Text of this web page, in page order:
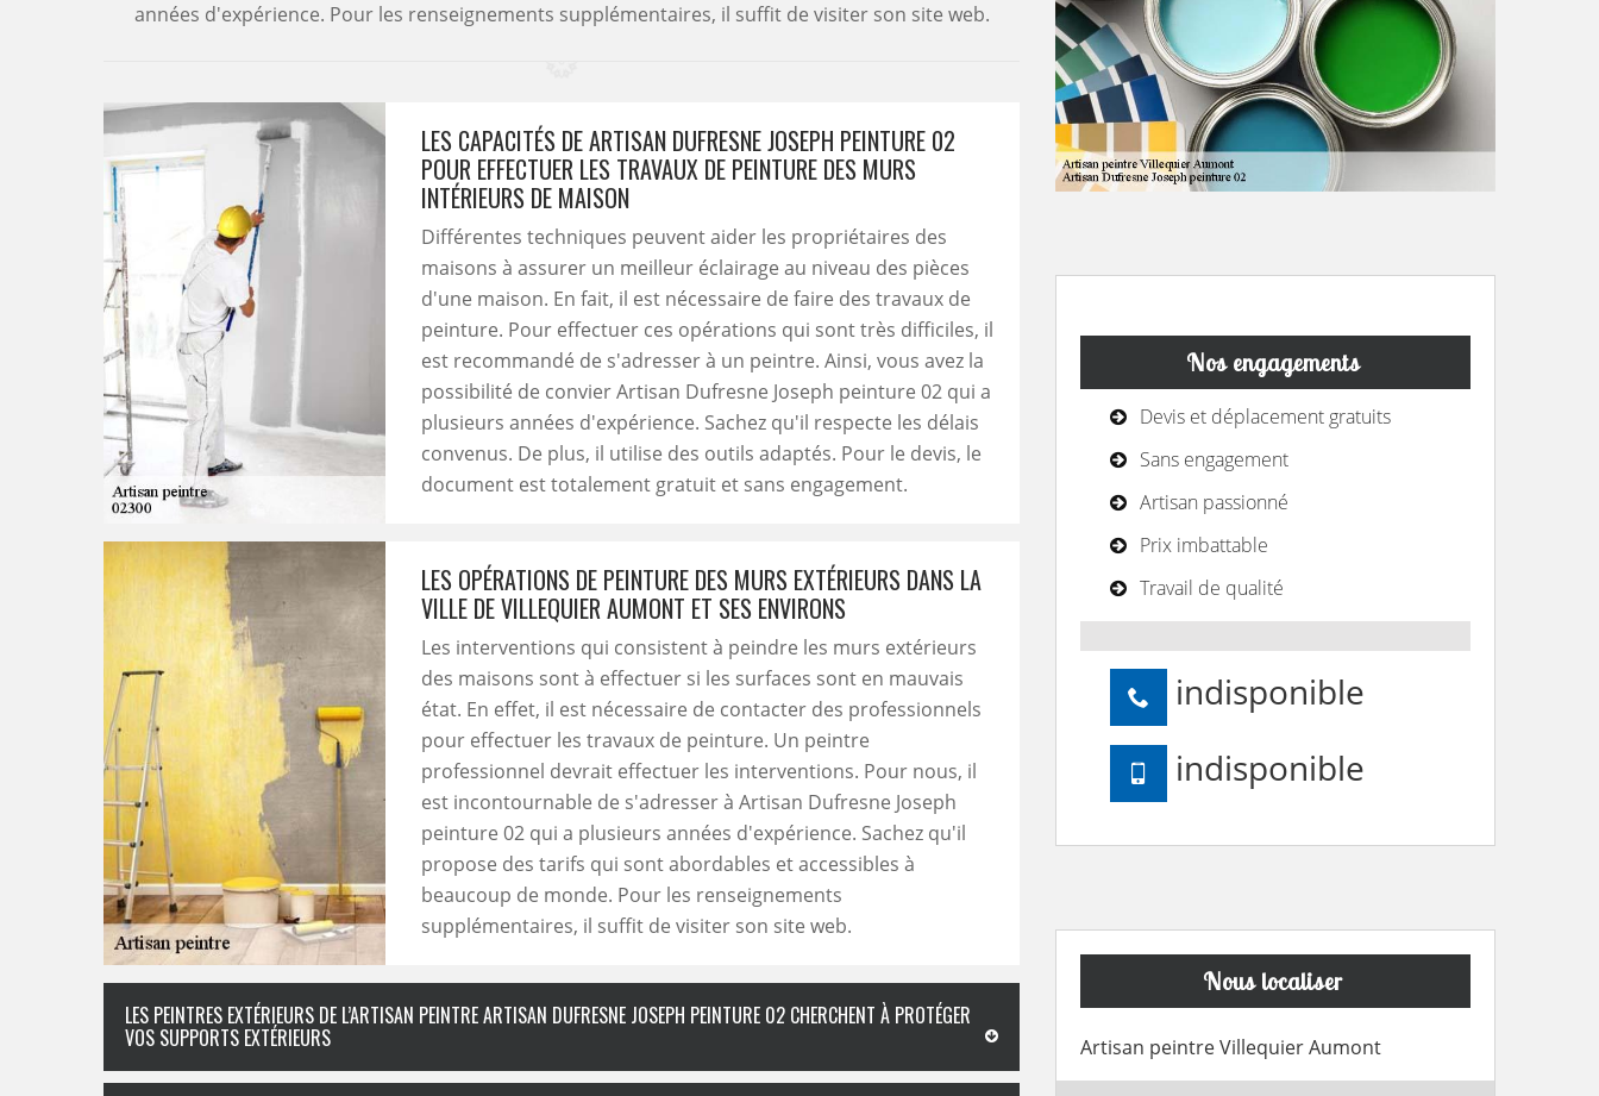
années d'expérience. Pour les renseignements supplémentaires, il suffit de visiter son site web.
LES CAPACITÉS DE ARTISAN DUFRESNE JOSEPH PEINTURE 02
POUR EFFECTUER LES TRAVAUX DE PEINTURE DES MURS
INTÉRIEURS DE MAISON
Différentes techniques peuvent aider les propriétaires des
maisons à assurer un meilleur éclairage au niveau des pièces
d'une maison. En fait, il est nécessaire de faire des travaux de
peinture. Pour effectuer ces opérations qui sont très difficiles, il
est recommandé de s'adresser à un peintre. Ainsi, vous avez la
possibilité de convier Artisan Dufresne Joseph peinture 02 qui a
plusieurs années d'expérience. Sachez qu'il respecte les délais
convenus. De plus, il utilise des outils adaptés. Pour le devis, le
document est totalement gratuit et sans engagement.
LES OPÉRATIONS DE PEINTURE DES MURS EXTÉRIEURS DANS LA
VILLE DE VILLEQUIER AUMONT ET SES ENVIRONS
Les interventions qui consistent à peindre les murs extérieurs
des maisons sont à effectuer si les surfaces sont en mauvais
état. En effet, il est nécessaire de contacter des professionnels
pour effectuer les travaux de peinture. Un peintre
professionnel devrait effectuer les interventions. Pour nous, il
est incontournable de s'adresser à Artisan Dufresne Joseph
peinture 02 qui a plusieurs années d'expérience. Sachez qu'il
propose des tarifs qui sont abordables et accessibles à
beaucoup de monde. Pour les renseignements
supplémentaires, il suffit de visiter son site web.
LES PEINTRES EXTÉRIEURS DE L’ARTISAN PEINTRE ARTISAN DUFRESNE JOSEPH PEINTURE 02 CHERCHENT À PROTÉGER
VOS SUPPORTS EXTÉRIEURS
Nos engagements
Devis et déplacement gratuits
Sans engagement
Artisan passionné
Prix imbattable
Travail de qualité
indisponible
indisponible
Nous localiser
Artisan peintre Villequier Aumont